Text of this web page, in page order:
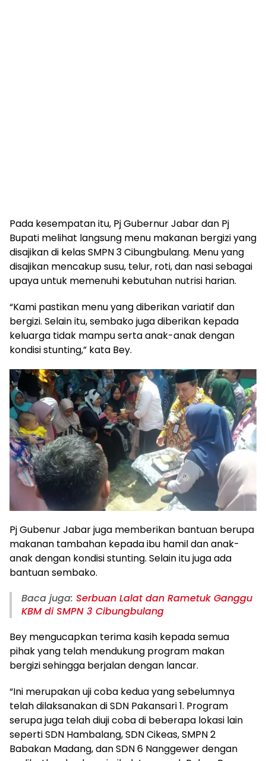
Pada kesempatan itu, Pj Gubernur Jabar dan Pj
Bupati melihat langsung menu makanan bergizi yang
disajikan di kelas SMPN 3 Cibungbulang. Menu yang
disajikan mencakup susu, telur, roti, dan nasi sebagai
upaya untuk memenuhi kebutuhan nutrisi harian.
“Kami pastikan menu yang diberikan variatif dan
bergizi. Selain itu, sembako juga diberikan kepada
keluarga tidak mampu serta anak-anak dengan
kondisi stunting,” kata Bey.
Pj Gubenur Jabar juga memberikan bantuan berupa
makanan tambahan kepada ibu hamil dan anak-
anak dengan kondisi stunting. Selain itu juga ada
bantuan sembako.
Baca juga: Serbuan Lalat dan Rametuk Ganggu
KBM di SMPN 3 Cibungbulang
Bey mengucapkan terima kasih kepada semua
pihak yang telah mendukung program makan
bergizi sehingga berjalan dengan lancar.
“Ini merupakan uji coba kedua yang sebelumnya
telah dilaksanakan di SDN Pakansari 1. Program
serupa juga telah diuji coba di beberapa lokasi lain
seperti SDN Hambalang, SDN Cikeas, SMPN 2
Babakan Madang, dan SDN 6 Nanggewer dengan